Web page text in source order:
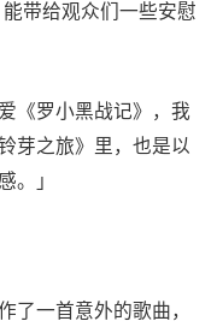
带给观众们一些安慰
《罗小黑战记》，我
芽之旅》里，也是以
。」
了一首意外的歌曲，